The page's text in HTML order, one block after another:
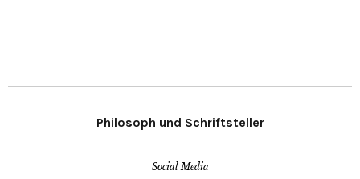
Philosoph und Schriftsteller
Social Media